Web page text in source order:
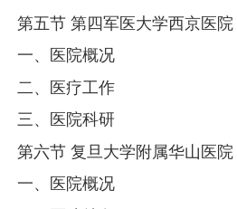
第五节 第四军医大学西京医院
一、医院概况
二、医疗工作
三、医院科研
第六节 复旦大学附属华山医院
一、医院概况